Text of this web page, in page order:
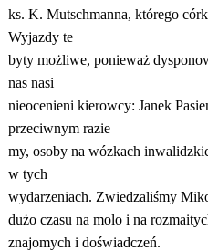
ks. K. Mutschmanna, którego
Wyjazdy te
byty możliwe, ponieważ
nas nasi
nieocenieni kierowcy: Janek
przeciwnym razie
my, osoby na wózkach
w tych
wydarzeniach. Zwiedzaliśmy
dużo czasu na molo i na
znajomych i doświadczeń.